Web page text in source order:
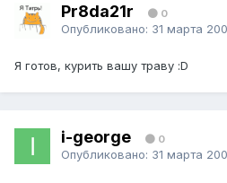
Pr8da21r 0
Опубликовано: 31 марта
Я готов, курить вашу траву :D
i-george 0
Опубликовано: 31 марта